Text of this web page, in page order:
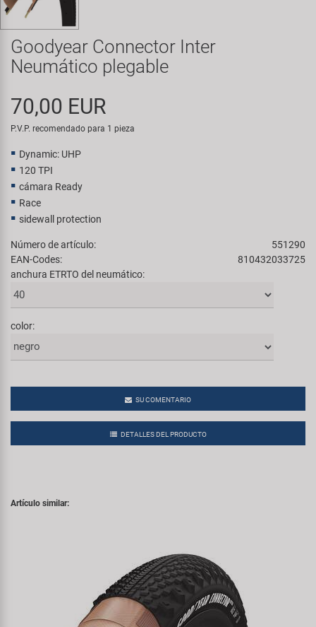
Transporte y Aparcamiento
Super B
Trail-Gator
Todas las marcas
Goodyear Connector Inter
Neumático plegable
70,00 EUR
P.V.P. recomendado para 1 pieza
Dynamic: UHP
120 TPI
cámara Ready
Race
sidewall protection
Número de artículo:
551290
EAN-Codes:
810432033725
anchura ETRTO del neumático:
color:
SU COMENTARIO
DETALLES DEL PRODUCTO
Artículo similar: